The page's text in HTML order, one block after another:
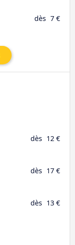
dès 7 €
dès 12 €
dès 17 €
dès 13 €